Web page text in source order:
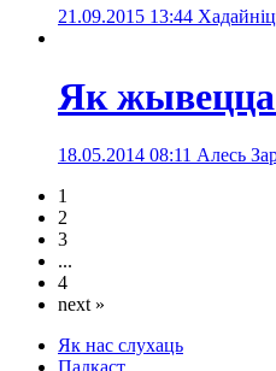
21.09.2015 13:44
Як жывецца
18.05.2014 08:11 Алесь
1
2
3
...
4
next »
Як нас слухаць